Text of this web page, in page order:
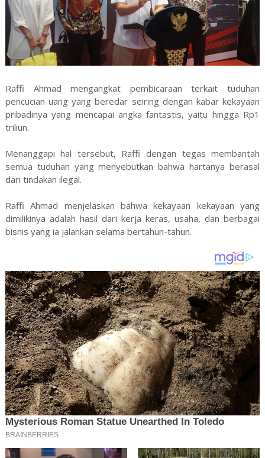
Raffi Ahmad mengangkat pembicaraan terkait tuduhan
pencucian uang yang beredar seiring dengan kabar kekayaan
pribadinya yang mencapai angka fantastis, yaitu hingga Rp1
triliun.
Menanggapi hal tersebut, Raffi dengan tegas membantah
semua tuduhan yang menyebutkan bahwa hartanya berasal
dari tindakan ilegal.
Raffi Ahmad menjelaskan bahwa kekayaan kekayaan yang
dimilikinya adalah hasil dari kerja keras, usaha, dan berbagai
bisnis yang ia jalankan selama bertahun-tahun.